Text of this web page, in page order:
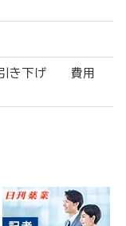
引き下げ 費用